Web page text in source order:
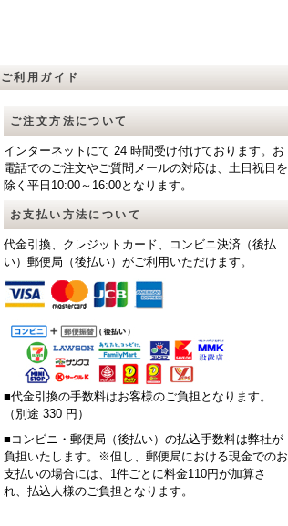
ご利用ガイド
ご注文方法について
インターネットにて 24 時間受け付けております。お
電話でのご注文やご質問メールの対応は、土日祝日を
除く平日10:00～16:00となります。
お支払い方法について
代金引換、クレジットカード、コンビニ決済（後払
い）郵便局（後払い）がご利用いただけます。
■代金引換の手数料はお客様のご負担となります。
（別途 330 円）
■コンビニ・郵便局（後払い）の払込手数料は弊社が
負担いたします。※但し、郵便局における現金でのお
支払いの場合には、1件ごとに料金110円が加算さ
れ、払込人様のご負担となります。